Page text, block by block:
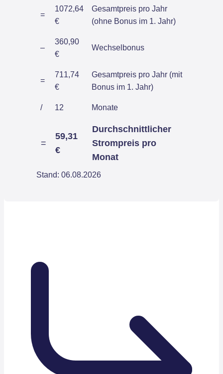
=
1072,64
€
Gesamtpreis pro Jahr
(ohne Bonus im 1. Jahr)
–
360,90
€
Wechselbonus
=
711,74
€
Gesamtpreis pro Jahr (mit
Bonus im 1. Jahr)
/ 12 Monate
=
59,31
€
Durchschnittlicher
Strompreis pro
Monat
Stand: 06.08.2026